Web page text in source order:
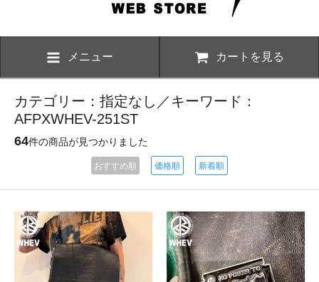
メニュー カートを見る
カテゴリー：指定なし／キーワード：
AFPXWHEV-251ST
64件の商品が見つかりました
おすすめ順 価格順 新着順